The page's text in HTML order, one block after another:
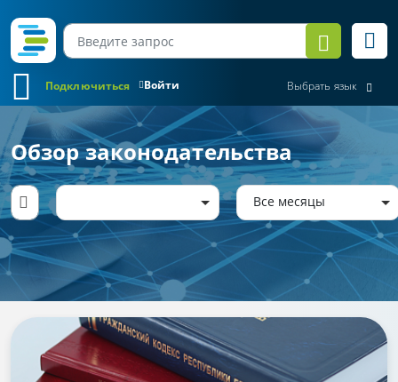
Войти
Подключиться Выбрать язык
Обзор законодательства
Все месяцы